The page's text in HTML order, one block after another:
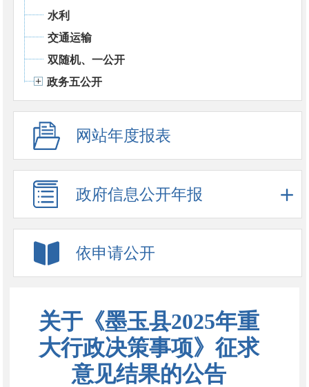
水利
交通运输
双随机、一公开
政务五公开
网站年度报表
政府信息公开年报
依申请公开
关于《墨玉县2025年重
大行政决策事项》征求
意见结果的公告